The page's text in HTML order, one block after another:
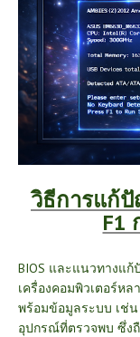
วิธีการแก้
F1
BIOS และแนวทางแ
เครื่องคอมพิวเตอร์หล
พร้อมข้อมูลระบบ เช่น
อุปกรณ์ที่ตรวจพบ ซึ่ง